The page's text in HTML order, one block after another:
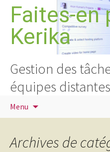
Aller
contenu
Faites-en
Kerika
Gestion des
équipes
Menu
Archives de